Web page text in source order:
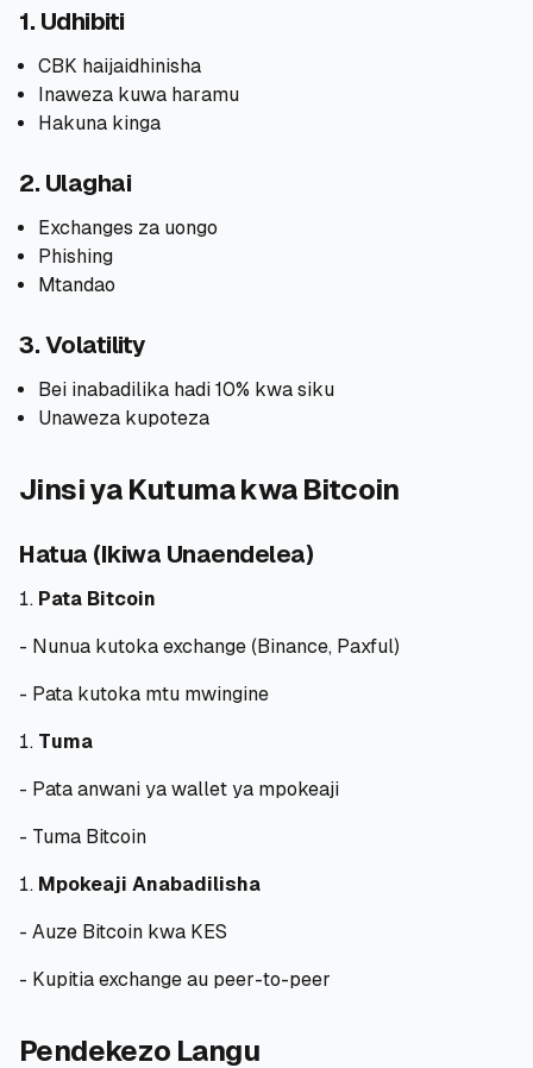
1. Udhibiti
CBK haijaidhinisha
Inaweza kuwa haramu
Hakuna kinga
2. Ulaghai
Exchanges za uongo
Phishing
Mtandao
3. Volatility
Bei inabadilika hadi 10% kwa siku
Unaweza kupoteza
Jinsi ya Kutuma kwa Bitcoin
Hatua (Ikiwa Unaendelea)
Pata Bitcoin
- Nunua kutoka exchange (Binance, Paxful)
- Pata kutoka mtu mwingine
Tuma
- Pata anwani ya wallet ya mpokeaji
- Tuma Bitcoin
Mpokeaji Anabadilisha
- Auze Bitcoin kwa KES
- Kupitia exchange au peer-to-peer
Pendekezo Langu